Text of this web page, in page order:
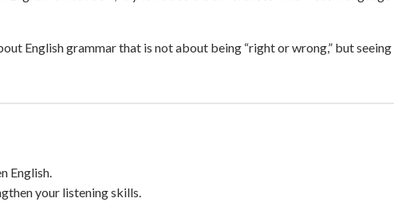
English grammar that is not about being “right or wrong,” but
English.
your listening skills.